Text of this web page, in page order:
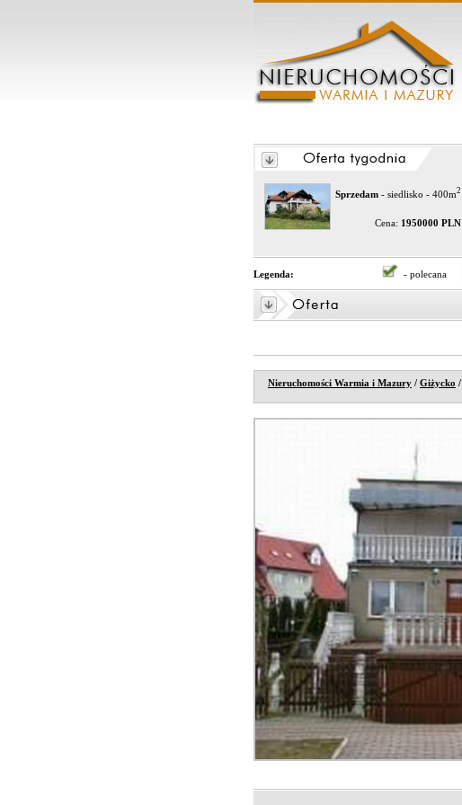
Sprzedam - siedlisko - 400m2
Cena: 1950000 PLN
Legenda: - polecana
Nieruchomości Warmia i Mazury / Giżycko /